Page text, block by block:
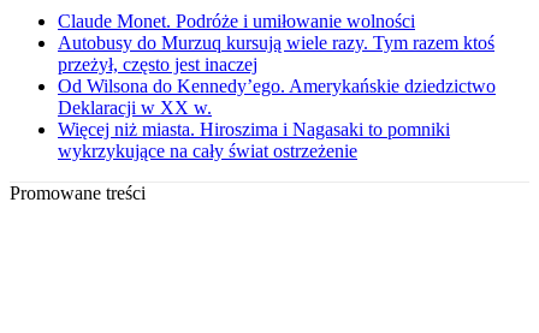
Claude Monet. Podróże i umiłowanie wolności
Autobusy do Murzuq kursują wiele razy. Tym razem ktoś
przeżył, często jest inaczej
Od Wilsona do Kennedy’ego. Amerykańskie dziedzictwo
Deklaracji w XX w.
Więcej niż miasta. Hiroszima i Nagasaki to pomniki
wykrzykujące na cały świat ostrzeżenie
Promowane treści